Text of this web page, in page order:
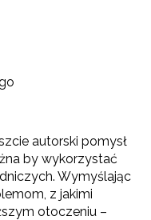
autorski pomysł
by wykorzystać
Wymyślając
z jakimi
otoczeniu –